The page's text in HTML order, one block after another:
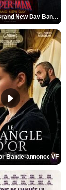
Spider-Man: Brand New Day Bande-annonce VO STFR
Bande-annonce VF